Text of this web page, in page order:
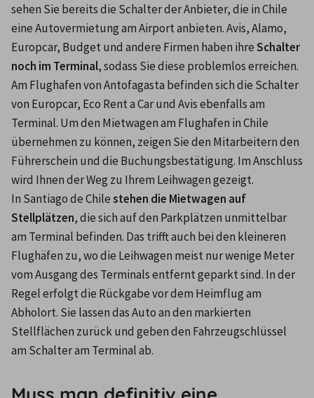
sehen Sie bereits die Schalter der Anbieter, die in Chile
eine Autovermietung am Airport anbieten. Avis, Alamo,
Europcar, Budget und andere Firmen haben ihre Schalter
noch im Terminal, sodass Sie diese problemlos erreichen.
Am Flughafen von Antofagasta befinden sich die Schalter
von Europcar, Eco Rent a Car und Avis ebenfalls am
Terminal. Um den Mietwagen am Flughafen in Chile
übernehmen zu können, zeigen Sie den Mitarbeitern den
Führerschein und die Buchungsbestätigung. Im Anschluss
wird Ihnen der Weg zu Ihrem Leihwagen gezeigt.
In Santiago de Chile stehen die Mietwagen auf
Stellplätzen, die sich auf den Parkplätzen unmittelbar
am Terminal befinden. Das trifft auch bei den kleineren
Flughäfen zu, wo die Leihwagen meist nur wenige Meter
vom Ausgang des Terminals entfernt geparkt sind. In der
Regel erfolgt die Rückgabe vor dem Heimflug am
Abholort. Sie lassen das Auto an den markierten
Stellflächen zurück und geben den Fahrzeugschlüssel
am Schalter am Terminal ab.